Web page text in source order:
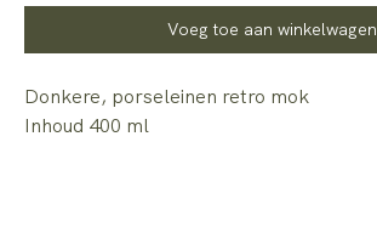
Voeg toe aan winkelwagen
Donkere, porseleinen retro mok
Inhoud 400 ml